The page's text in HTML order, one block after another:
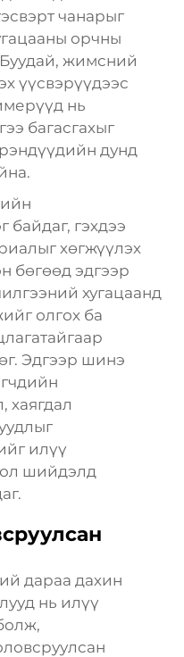
чанарыг
орчны
Буудай, жимсний
үүсвэрүүдээс
нь
багасгахыг
дунд
байдаг, гэхдээ
хөгжүүлэх
бөгөөд эдгээр
хугацаанд
олгох ба
Эдгээр шинэ
хаягдал
илүү
шийдэлд
дараа дахин
нь илүү